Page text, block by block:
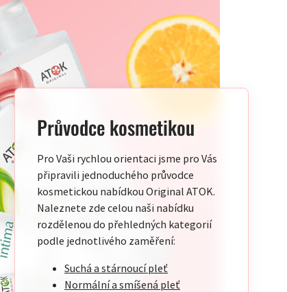
Průvodce kosmetikou
Pro Vaši rychlou orientaci jsme pro Vás
připravili jednoduchého průvodce
kosmetickou nabídkou Original ATOK.
Naleznete zde celou naši nabídku
rozdělenou do přehledných kategorií
podle jednotlivého zaměření:
Suchá a stárnoucí pleť
Normální a smíšená pleť